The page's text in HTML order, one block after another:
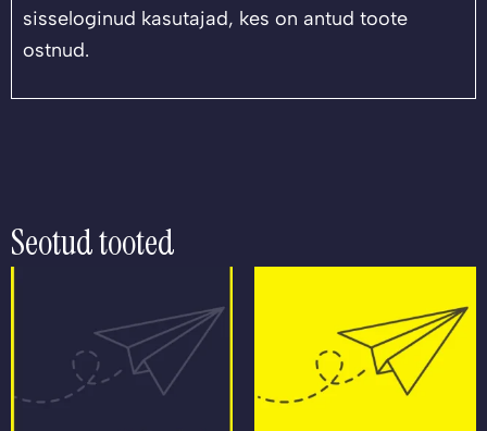
sisseloginud kasutajad, kes on antud toote
ostnud.
Seotud tooted